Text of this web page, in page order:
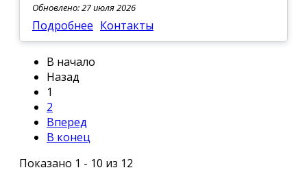
Обновлено: 27 июля 2026
Подробнее Контакты
В начало
Назад
1
2
Вперед
В конец
Показано 1 - 10 из 12